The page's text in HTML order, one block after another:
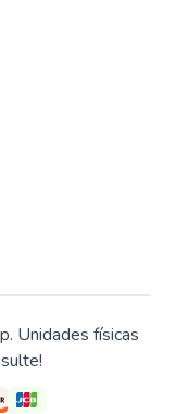
Unidades físicas